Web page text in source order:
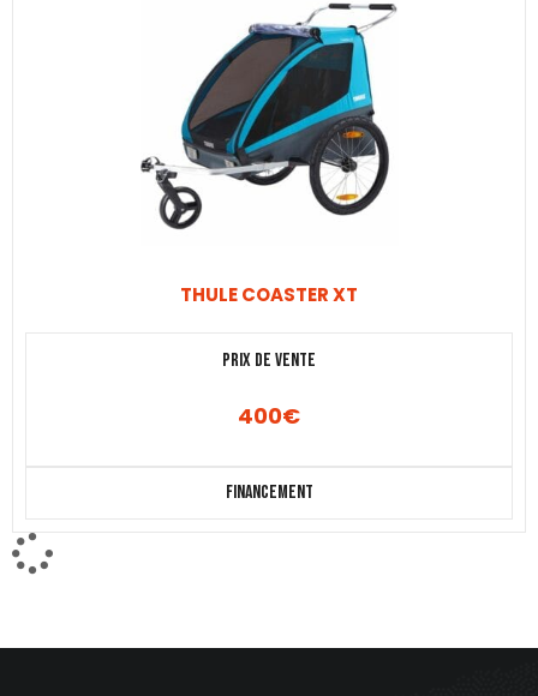
THULE COASTER XT
Prix de vente
400€
Financement